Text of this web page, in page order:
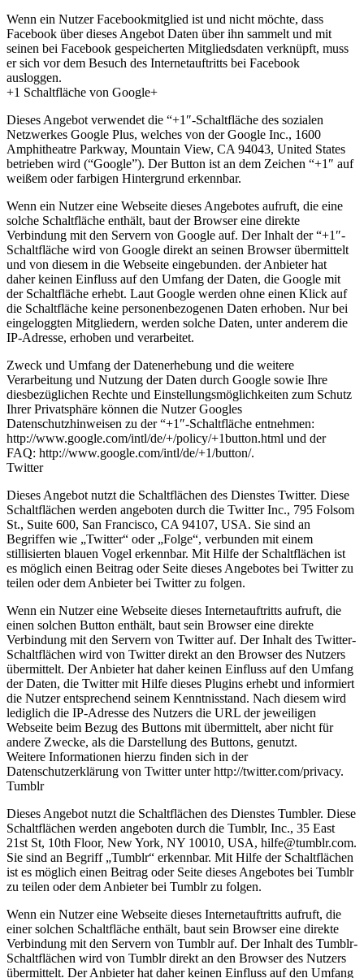
Wenn ein Nutzer Facebookmitglied ist und nicht möchte, dass
Facebook über dieses Angebot Daten über ihn sammelt und mit
seinen bei Facebook gespeicherten Mitgliedsdaten verknüpft, muss
er sich vor dem Besuch des Internetauftritts bei Facebook
ausloggen.
+1 Schaltfläche von Google+
Dieses Angebot verwendet die “+1″-Schaltfläche des sozialen
Netzwerkes Google Plus, welches von der Google Inc., 1600
Amphitheatre Parkway, Mountain View, CA 94043, United States
betrieben wird (“Google”). Der Button ist an dem Zeichen “+1″ auf
weißem oder farbigen Hintergrund erkennbar.
Wenn ein Nutzer eine Webseite dieses Angebotes aufruft, die eine
solche Schaltfläche enthält, baut der Browser eine direkte
Verbindung mit den Servern von Google auf. Der Inhalt der “+1″-
Schaltfläche wird von Google direkt an seinen Browser übermittelt
und von diesem in die Webseite eingebunden. der Anbieter hat
daher keinen Einfluss auf den Umfang der Daten, die Google mit
der Schaltfläche erhebt. Laut Google werden ohne einen Klick auf
die Schaltfläche keine personenbezogenen Daten erhoben. Nur bei
eingeloggten Mitgliedern, werden solche Daten, unter anderem die
IP-Adresse, erhoben und verarbeitet.
Zweck und Umfang der Datenerhebung und die weitere
Verarbeitung und Nutzung der Daten durch Google sowie Ihre
diesbezüglichen Rechte und Einstellungsmöglichkeiten zum Schutz
Ihrer Privatsphäre können die Nutzer Googles
Datenschutzhinweisen zu der “+1″-Schaltfläche entnehmen:
http://www.google.com/intl/de/+/policy/+1button.html und der
FAQ: http://www.google.com/intl/de/+1/button/.
Twitter
Dieses Angebot nutzt die Schaltflächen des Dienstes Twitter. Diese
Schaltflächen werden angeboten durch die Twitter Inc., 795 Folsom
St., Suite 600, San Francisco, CA 94107, USA. Sie sind an
Begriffen wie „Twitter“ oder „Folge“, verbunden mit einem
stillisierten blauen Vogel erkennbar. Mit Hilfe der Schaltflächen ist
es möglich einen Beitrag oder Seite dieses Angebotes bei Twitter zu
teilen oder dem Anbieter bei Twitter zu folgen.
Wenn ein Nutzer eine Webseite dieses Internetauftritts aufruft, die
einen solchen Button enthält, baut sein Browser eine direkte
Verbindung mit den Servern von Twitter auf. Der Inhalt des Twitter-
Schaltflächen wird von Twitter direkt an den Browser des Nutzers
übermittelt. Der Anbieter hat daher keinen Einfluss auf den Umfang
der Daten, die Twitter mit Hilfe dieses Plugins erhebt und informiert
die Nutzer entsprechend seinem Kenntnisstand. Nach diesem wird
lediglich die IP-Adresse des Nutzers die URL der jeweiligen
Webseite beim Bezug des Buttons mit übermittelt, aber nicht für
andere Zwecke, als die Darstellung des Buttons, genutzt.
Weitere Informationen hierzu finden sich in der
Datenschutzerklärung von Twitter unter http://twitter.com/privacy.
Tumblr
Dieses Angebot nutzt die Schaltflächen des Dienstes Tumbler. Diese
Schaltflächen werden angeboten durch die Tumblr, Inc., 35 East
21st St, 10th Floor, New York, NY 10010, USA, hilfe@tumblr.com.
Sie sind an Begriff „Tumblr“ erkennbar. Mit Hilfe der Schaltflächen
ist es möglich einen Beitrag oder Seite dieses Angebotes bei Tumblr
zu teilen oder dem Anbieter bei Tumblr zu folgen.
Wenn ein Nutzer eine Webseite dieses Internetauftritts aufruft, die
einer solchen Schaltfläche enthält, baut sein Browser eine direkte
Verbindung mit den Servern von Tumblr auf. Der Inhalt des Tumblr-
Schaltflächen wird von Tumblr direkt an den Browser des Nutzers
übermittelt. Der Anbieter hat daher keinen Einfluss auf den Umfang